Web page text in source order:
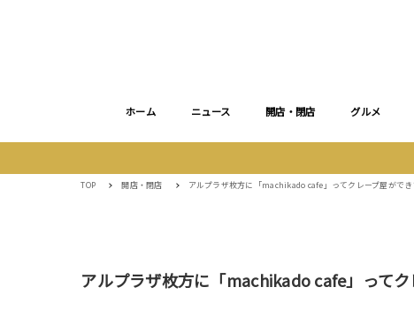
ホーム ニュース 開店・閉店 グルメ
TOP 開店・閉店 アルプラザ枚方に「machikado cafe」ってクレープ屋がで
アルプラザ枚方に「machikado cafe」って